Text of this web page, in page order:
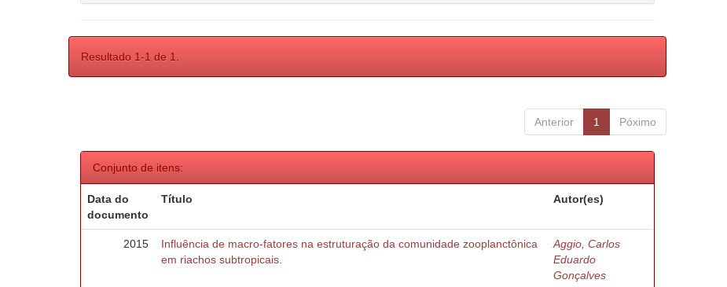
Resultado 1-1 de 1.
Anterior 1 Póximo
Conjunto de itens:
Data do
documento
Título Autor(es)
2015
Influência de macro-fatores na estruturação da comunidade zooplanctônica
em riachos subtropicais.
Aggio, Carlos
Eduardo
Gonçalves